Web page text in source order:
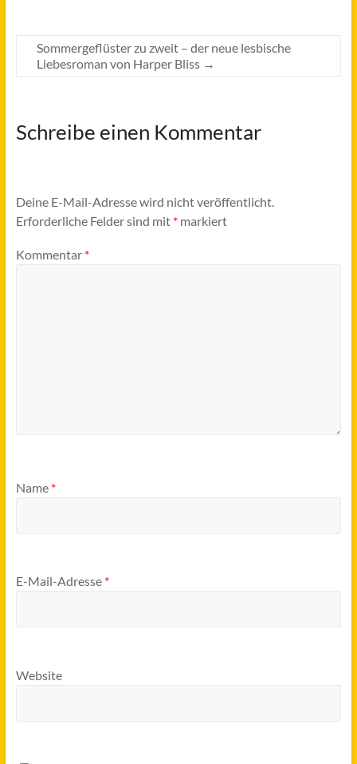
Sommergeflüster zu zweit – der neue lesbische
Liebesroman von Harper Bliss →
Schreibe einen Kommentar
Deine E-Mail-Adresse wird nicht veröffentlicht.
Erforderliche Felder sind mit *markiert
Kommentar *
Name *
E-Mail-Adresse *
Website